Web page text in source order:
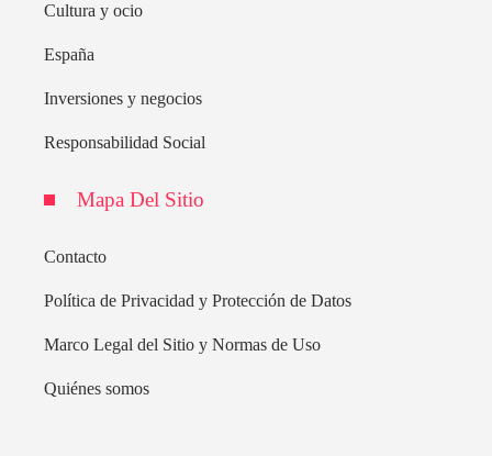
Cultura y ocio
España
Inversiones y negocios
Responsabilidad Social
Mapa Del Sitio
Contacto
Política de Privacidad y Protección de Datos
Marco Legal del Sitio y Normas de Uso
Quiénes somos